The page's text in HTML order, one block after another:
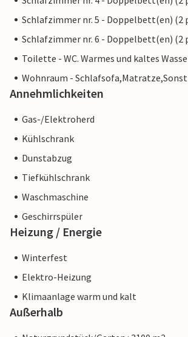
Schlafzimmer nr. 5 - Doppelbett(en) (2
Schlafzimmer nr. 6 - Doppelbett(en) (2
Toilette - WC. Warmes und kaltes
Wohnraum -
Annehmlichkeiten
Gas-/Elektroherd
Kühlschrank
Dunstabzug
Tiefkühlschrank
Waschmaschine
Geschirrspüler
Heizung / Energie
Winterfest
Elektro-Heizung
Klimaanlage warm und kalt
Außerhalb